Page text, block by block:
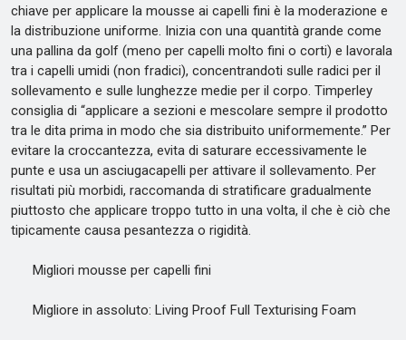
chiave per applicare la mousse ai capelli fini è la moderazione e
la distribuzione uniforme. Inizia con una quantità grande come
una pallina da golf (meno per capelli molto fini o corti) e lavorala
tra i capelli umidi (non fradici), concentrandoti sulle radici per il
sollevamento e sulle lunghezze medie per il corpo. Timperley
consiglia di “applicare a sezioni e mescolare sempre il prodotto
tra le dita prima in modo che sia distribuito uniformemente.” Per
evitare la croccantezza, evita di saturare eccessivamente le
punte e usa un asciugacapelli per attivare il sollevamento. Per
risultati più morbidi, raccomanda di stratificare gradualmente
piuttosto che applicare troppo tutto in una volta, il che è ciò che
tipicamente causa pesantezza o rigidità.
Migliori mousse per capelli fini
Migliore in assoluto: Living Proof Full Texturising Foam